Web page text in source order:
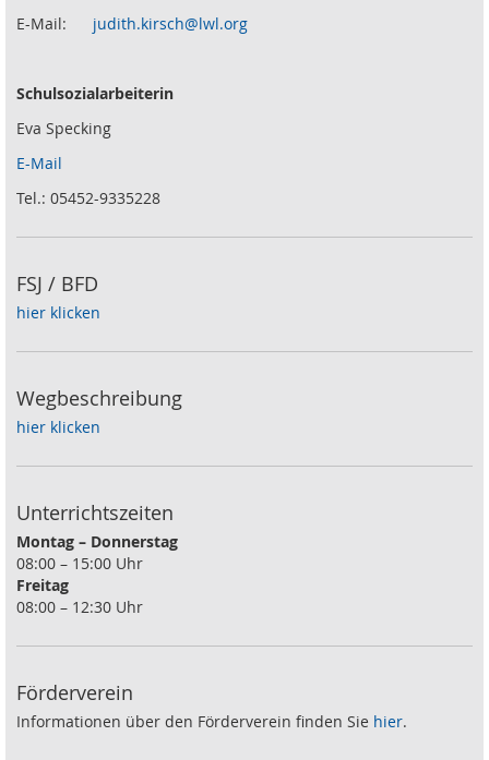
E-Mail: judith.kirsch@lwl.org
Schulsozialarbeiterin
Eva Specking
E-Mail
Tel.: 05452-9335228
FSJ / BFD
hier klicken
Wegbeschreibung
hier klicken
Unterrichtszeiten
Montag – Donnerstag
08:00 – 15:00 Uhr
Freitag
08:00 – 12:30 Uhr
Förderverein
Informationen über den Förderverein finden Sie hier.